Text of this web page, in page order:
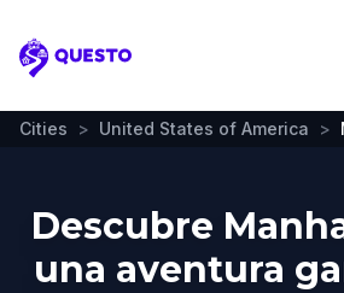
Questo
Cities > United States of America >
Descubre
una aventura